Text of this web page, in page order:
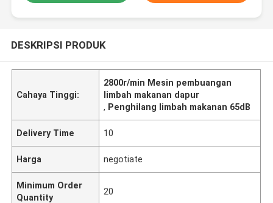
DESKRIPSI PRODUK
Cahaya Tinggi:
2800r/min Mesin pembuangan
limbah makanan dapur
, Penghilang limbah makanan 65dB
Delivery Time 10
Harga negotiate
Minimum Order
Quantity
20